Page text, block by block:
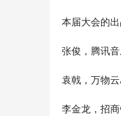
本届大会的出
张俊，腾讯
袁戟，万物
李金龙，招